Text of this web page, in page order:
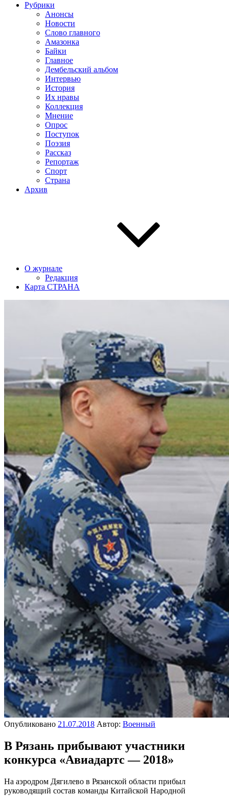
Рубрики
Анонсы
Новости
Слово главного
Амазонка
Байки
Главное
Дембельский альбом
Интервью
История
Их нравы
Коллекция
Мнение
Опрос
Поступок
Поэзия
Рассказ
Репортаж
Спорт
Страна
Архив
О журнале
Редакция
Карта СТРАНА
Опубликовано 21.07.2018 Автор: Военный
В Рязань прибывают участники
конкурса «Авиадартс — 2018»
На аэродром Дягилево в Рязанской области прибыл
руководящий состав команды Китайской Народной